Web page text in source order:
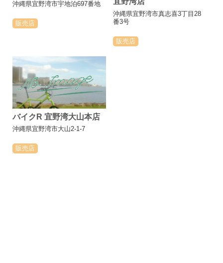
沖縄県宜野湾市宇地泊697番地
販売店
沖縄県宜野湾市真志喜3丁目28
番3号
販売店
バイクR 宜野湾大山本店
沖縄県宜野湾市大山2-1-7
販売店